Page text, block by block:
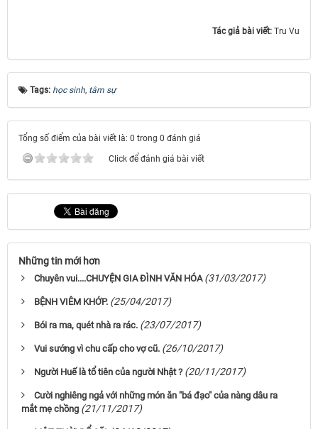
Tác giả bài viết: Tru Vu
Tags: học sinh, tâm sự
Tổng số điểm của bài viết là: 0 trong 0 đánh giá
Click để đánh giá bài viết
Những tin mới hơn
Chuyên vui....CHUYỆN GIA ĐÌNH VĂN HÓA (31/03/2017)
BỆNH VIÊM KHỚP. (25/04/2017)
Bói ra ma, quét nhà ra rác. (23/07/2017)
Vui sướng vì chu cấp cho vợ cũ. (26/10/2017)
Người Huế là tổ tiên của người Nhật ? (20/11/2017)
Cười nghiêng ngả với những món ăn "bá đạo" của nàng dâu ra
mắt mẹ chồng (21/11/2017)